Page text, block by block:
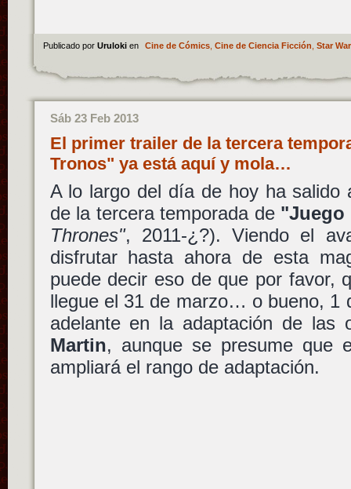
Publicado por Uruloki en Cine de Cómics, Cine de Ciencia Ficción Star
Sáb 23 Feb 2013
El primer trailer de la tercera
Tronos" ya está aquí y mola…
A lo largo del día de hoy ha salido
de la tercera temporada de "Juego
Thrones", 2011-¿?). Viendo el
disfrutar hasta ahora de esta
puede decir eso de que por favor,
llegue el 31 de marzo… o bueno, 1
adelante en la adaptación de las
Martin, aunque se presume que
ampliará el rango de adaptación.